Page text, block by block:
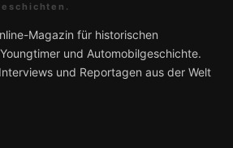
Magazin für historischen
und Automobilgeschichte.
und Reportagen aus der Welt